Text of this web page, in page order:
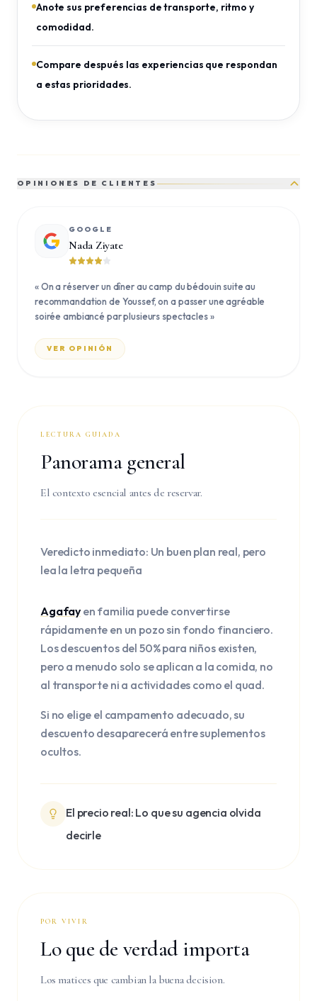
Anote sus preferencias de transporte, ritmo y
comodidad.
Compare después las experiencias que respondan
a estas prioridades.
OPINIONES DE CLIENTES
GOOGLE
Nada Ziyate
«On a réserver un dîner au camp du bédouin suite au
recommandation de Youssef, on a passer une agréable
soirée ambiancé par plusieurs spectacles»
VER OPINIÓN
LECTURA GUIADA
Panorama general
El contexto esencial antes de reservar.
Veredicto inmediato: Un buen plan real, pero
lea la letra pequeña
Agafay en familia puede convertirse
rápidamente en un pozo sin fondo financiero.
Los descuentos del 50% para niños existen,
pero a menudo solo se aplican a la comida, no
al transporte ni a actividades como el quad.
Si no elige el campamento adecuado, su
descuento desaparecerá entre suplementos
ocultos.
El precio real: Lo que su agencia olvida
decirle
POR VIVIR
Lo que de verdad importa
Los matices que cambian la buena decision.